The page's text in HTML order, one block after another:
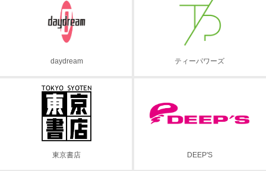
daydream ティーパワーズ
東京書店 DEEP'S